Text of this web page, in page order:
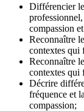
Différencier
compassion
Reconnaître
contextes qui
Reconnaître
contextes qui
Décrire
fréquence et
compassion;